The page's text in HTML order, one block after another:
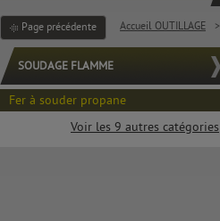
Page précédente Accueil OUTILLAGE >
SOUDAGE FLAMME
Fer à souder propane
Voir les 9 autres catégories